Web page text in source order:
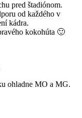
pred štadiónom.
od každého v
kádra.
kokohúta 🙂
ohladne MO a MG.